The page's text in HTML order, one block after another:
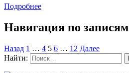
Подробнее
Навигация по записям
Назад 1 … 4 5 6 … 12 Далее
Найти: